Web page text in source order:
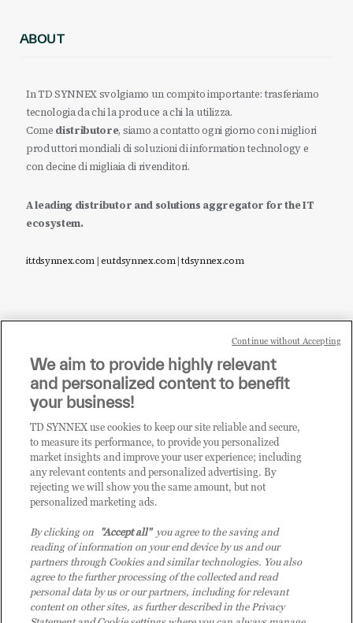
ABOUT
In TD SYNNEX svolgiamo un compito importante: trasferiamo
tecnologia da chi la produce a chi la utilizza.
Come distributore, siamo a contatto ogni giorno con i migliori
produttori mondiali di soluzioni di information technology e
con decine di migliaia di rivenditori.
A leading distributor and solutions aggregator for the IT
ecosystem.
it.tdsynnex.com|eu.tdsynnex.com|tdsynnex.com
Sei un rivenditore di tecnologia e desideri acquistare
i prodotti o le soluzioni trattate sul blog?
CLICCA QUI E DIVENTA
CLIENTE TD SYNNEX
We aim to provide highly relevant
and personalized content to benefit
your business!
TD SYNNEX use cookies to keep our site reliable and secure,
to measure its performance, to provide you personalized
market insights and improve your user experience; including
any relevant contents and personalized advertising. By
rejecting we will show you the same amount, but not
personalized marketing ads.
By clicking on "Accept all"you agree to the saving and
reading of information on your end device by us and our
partners through Cookies and similar technologies. You also
agree to the further processing of the collected and read
personal data by us or our partners, including for relevant
content on other sites, as further described in the Privacy
Continue without Accepting